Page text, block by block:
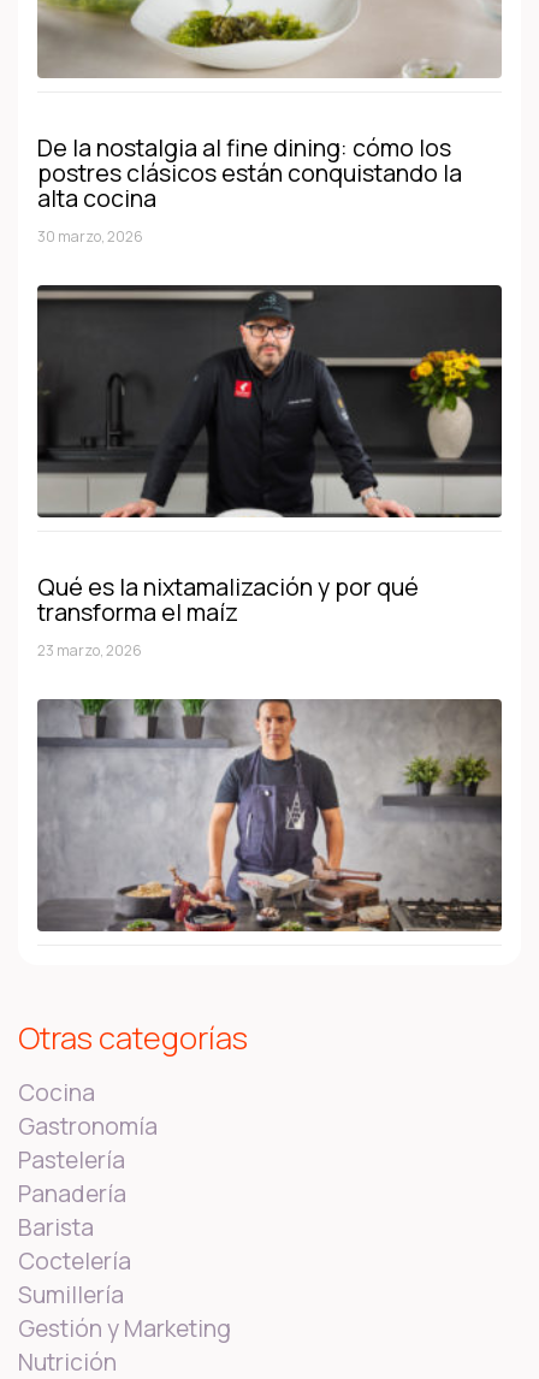
De la nostalgia al fine dining: cómo los
postres clásicos están conquistando la
alta cocina
30 marzo, 2026
Qué es la nixtamalización y por qué
transforma el maíz
23 marzo, 2026
Otras categorías
Cocina
Gastronomía
Pastelería
Panadería
Barista
Coctelería
Sumillería
Gestión y Marketing
Nutrición